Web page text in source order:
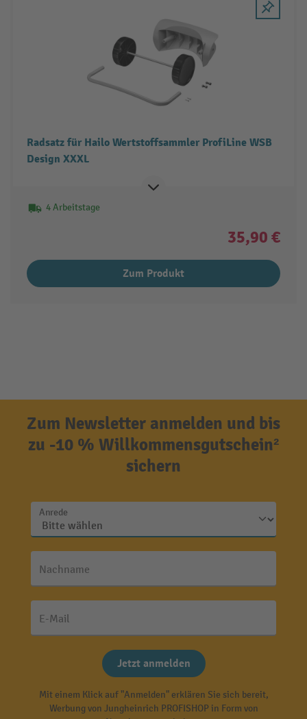
Radsatz für Hailo Wertstoffsammler ProfiLine WSB
Design XXXL
4 Arbeitstage
35,90 €
Zum Produkt
Zum Newsletter anmelden und bis
zu -10 % Willkommensgutschein²
sichern
Anrede
Nachname
E-Mail
Jetzt anmelden
Mit einem Klick auf "Anmelden" erklären Sie sich bereit,
Werbung von Jungheinrich PROFISHOP in Form von